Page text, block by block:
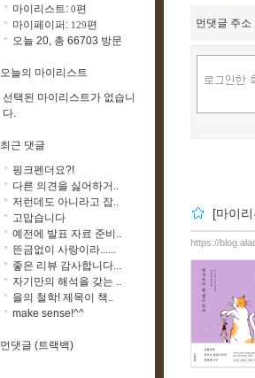
먼댓글 주소
[마이
https://
마이리스트: 0편
마이페이퍼: 129편
오늘 20, 총 66703 방문
오늘의 마이리스트
선택된 마이리스트가 없습니
다.
최근 댓글
핑크펜더요?!
다른 의견을 싫어하거..
저런데도 아니라고 잡..
고맙습니다
예전에 발표 자료 준비..
뜬금없이 사랑이라......
좋은 리뷰 감사합니다...
자기만의 해석을 갖는 ..
을의 철학! 제목이 책..
make sense!^^
먼댓글 (트랙백)